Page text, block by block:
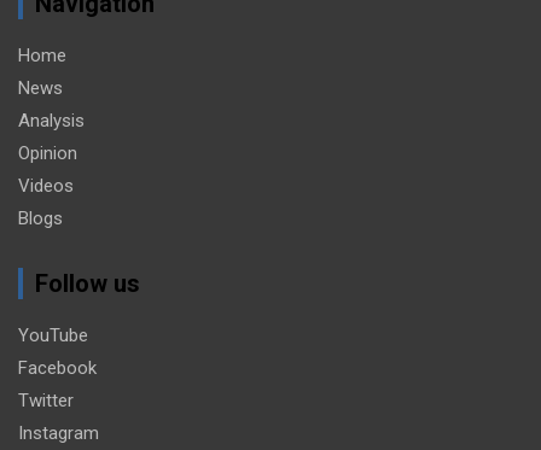
Home
News
Analysis
Opinion
Videos
Blogs
Follow us
YouTube
Facebook
Twitter
Instagram